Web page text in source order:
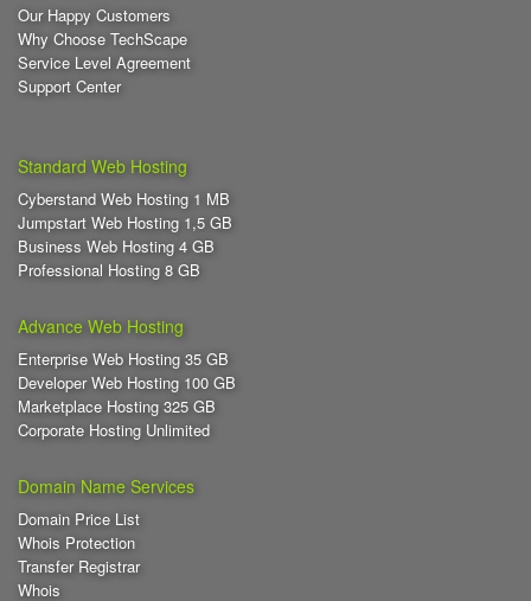
Our Happy Customers
Why Choose TechScape
Service Level Agreement
Support Center
Standard Web Hosting
Cyberstand Web Hosting 1 MB
Jumpstart Web Hosting 1,5 GB
Business Web Hosting 4 GB
Professional Hosting 8 GB
Advance Web Hosting
Enterprise Web Hosting 35 GB
Developer Web Hosting 100 GB
Marketplace Hosting 325 GB
Corporate Hosting Unlimited
Domain Name Services
Domain Price List
Whois Protection
Transfer Registrar
Whois